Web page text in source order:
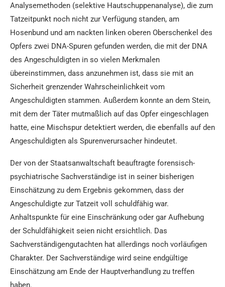
Analysemethoden (selektive Hautschuppenanalyse), die zum
Tatzeitpunkt noch nicht zur Verfügung standen, am
Hosenbund und am nackten linken oberen Oberschenkel des
Opfers zwei DNA-Spuren gefunden werden, die mit der DNA
des Angeschuldigten in so vielen Merkmalen
übereinstimmen, dass anzunehmen ist, dass sie mit an
Sicherheit grenzender Wahrscheinlichkeit vom
Angeschuldigten stammen. Außerdem konnte an dem Stein,
mit dem der Täter mutmaßlich auf das Opfer eingeschlagen
hatte, eine Mischspur detektiert werden, die ebenfalls auf den
Angeschuldigten als Spurenverursacher hindeutet.
Der von der Staatsanwaltschaft beauftragte forensisch-
psychiatrische Sachverständige ist in seiner bisherigen
Einschätzung zu dem Ergebnis gekommen, dass der
Angeschuldigte zur Tatzeit voll schuldfähig war.
Anhaltspunkte für eine Einschränkung oder gar Aufhebung
der Schuldfähigkeit seien nicht ersichtlich. Das
Sachverständigengutachten hat allerdings noch vorläufigen
Charakter. Der Sachverständige wird seine endgültige
Einschätzung am Ende der Hauptverhandlung zu treffen
haben.